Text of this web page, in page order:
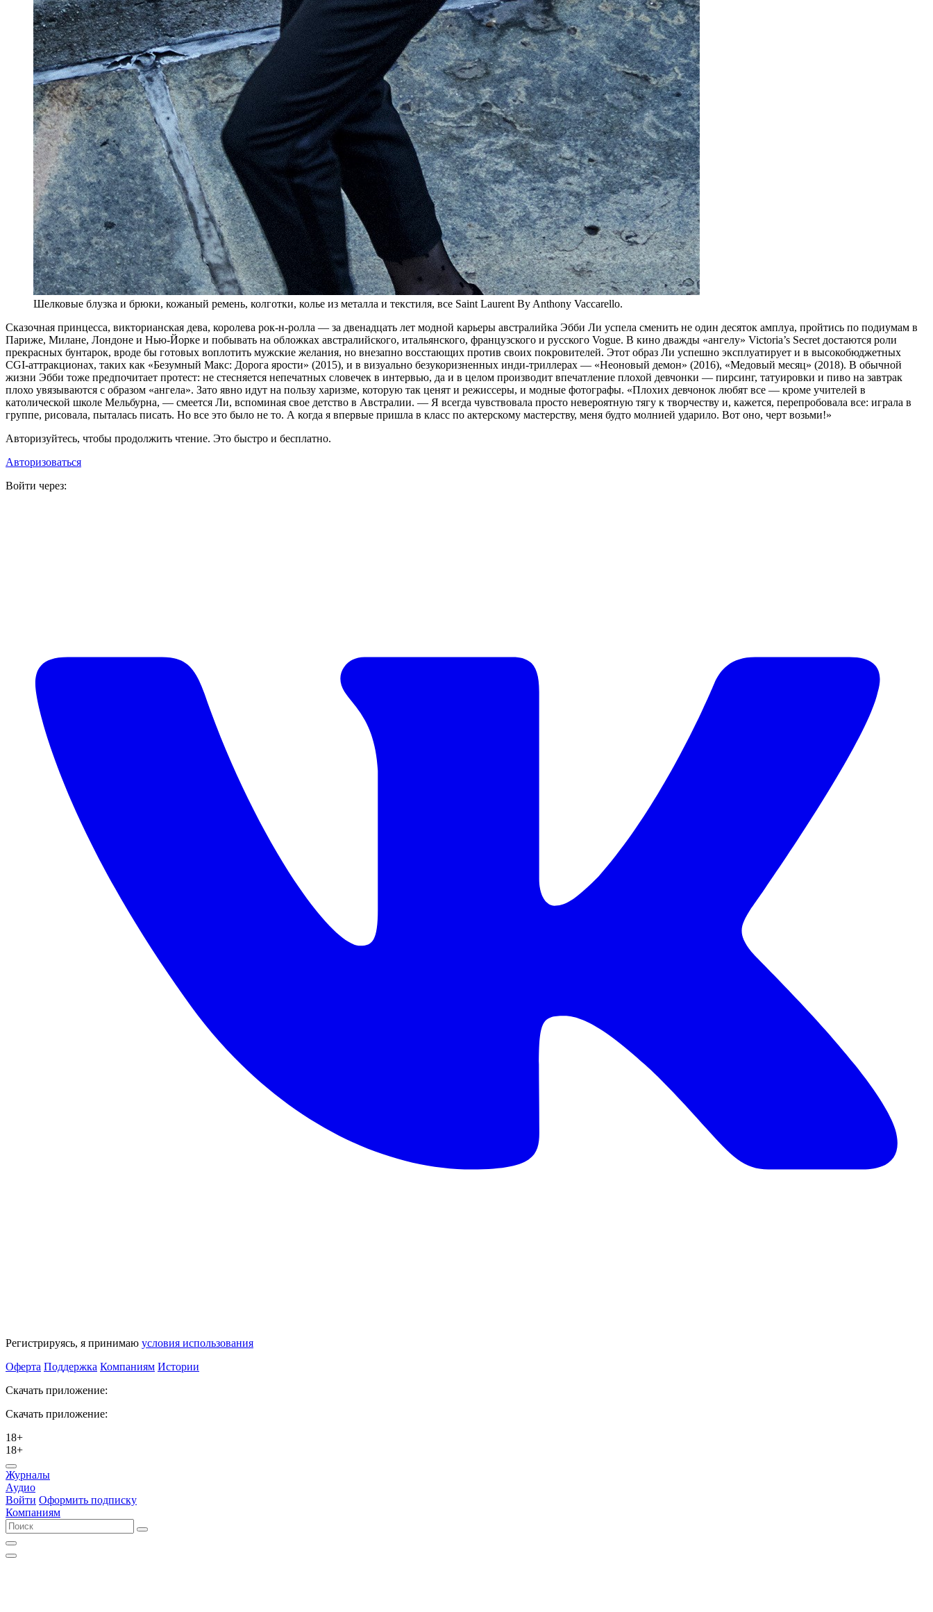
Шелковые блузка и брюки, кожаный ремень, колготки, колье из металла и текстиля, все Saint Laurent By Anthony Vaccarello.
Cказочная принцесса, викторианская дева, королева рок‑н-ролла — за двенадцать лет модной карьеры австралийка Эбби Ли успела сменить не один десяток амплуа, пройтись по подиумам в
Париже, Милане, Лондоне и Нью-Йорке и побывать на обложках австралийского, итальянского, французского и русского Vogue. В кино дважды «ангелу» Victoria’s Secret достаются роли
прекрасных бунтарок, вроде бы готовых воплотить мужские желания, но внезапно восстающих против своих покровителей. Этот образ Ли успешно эксплуатирует и в высокобюджетных
CGI‑аттракционах, таких как «Безумный Макс: Дорога ярости» (2015), и в визуально безукоризненных инди-триллерах — «Неоновый демон» (2016), «Медовый месяц» (2018). В обычной
жизни Эбби тоже предпочитает протест: не стесняется непечатных словечек в интервью, да и в целом производит впечатление плохой девчонки — пирсинг, татуировки и пиво на завтрак
плохо увязываются с образом «ангела». Зато явно идут на пользу харизме, которую так ценят и режиссеры, и модные фотографы. «Плохих девчонок любят все — кроме учителей в
католической школе Мельбурна, — смеется Ли, вспоминая свое детство в Австралии. — Я всегда чувствовала просто невероятную тягу к творчеству и, кажется, перепробовала все: играла в
группе, рисовала, пыталась писать. Но все это было не то. А когда я впервые пришла в класс по актерскому мастерству, меня будто молнией ударило. Вот оно, черт возьми!»
Авторизуйтесь, чтобы продолжить чтение. Это быстро и бесплатно.
Авторизоваться
Войти через:
Регистрируясь, я принимаю условия использования
Оферта Поддержка Компаниям Истории
Скачать приложение:
Скачать приложение:
18+
18+
Журналы
Аудио
Войти Оформить подписку
Компаниям